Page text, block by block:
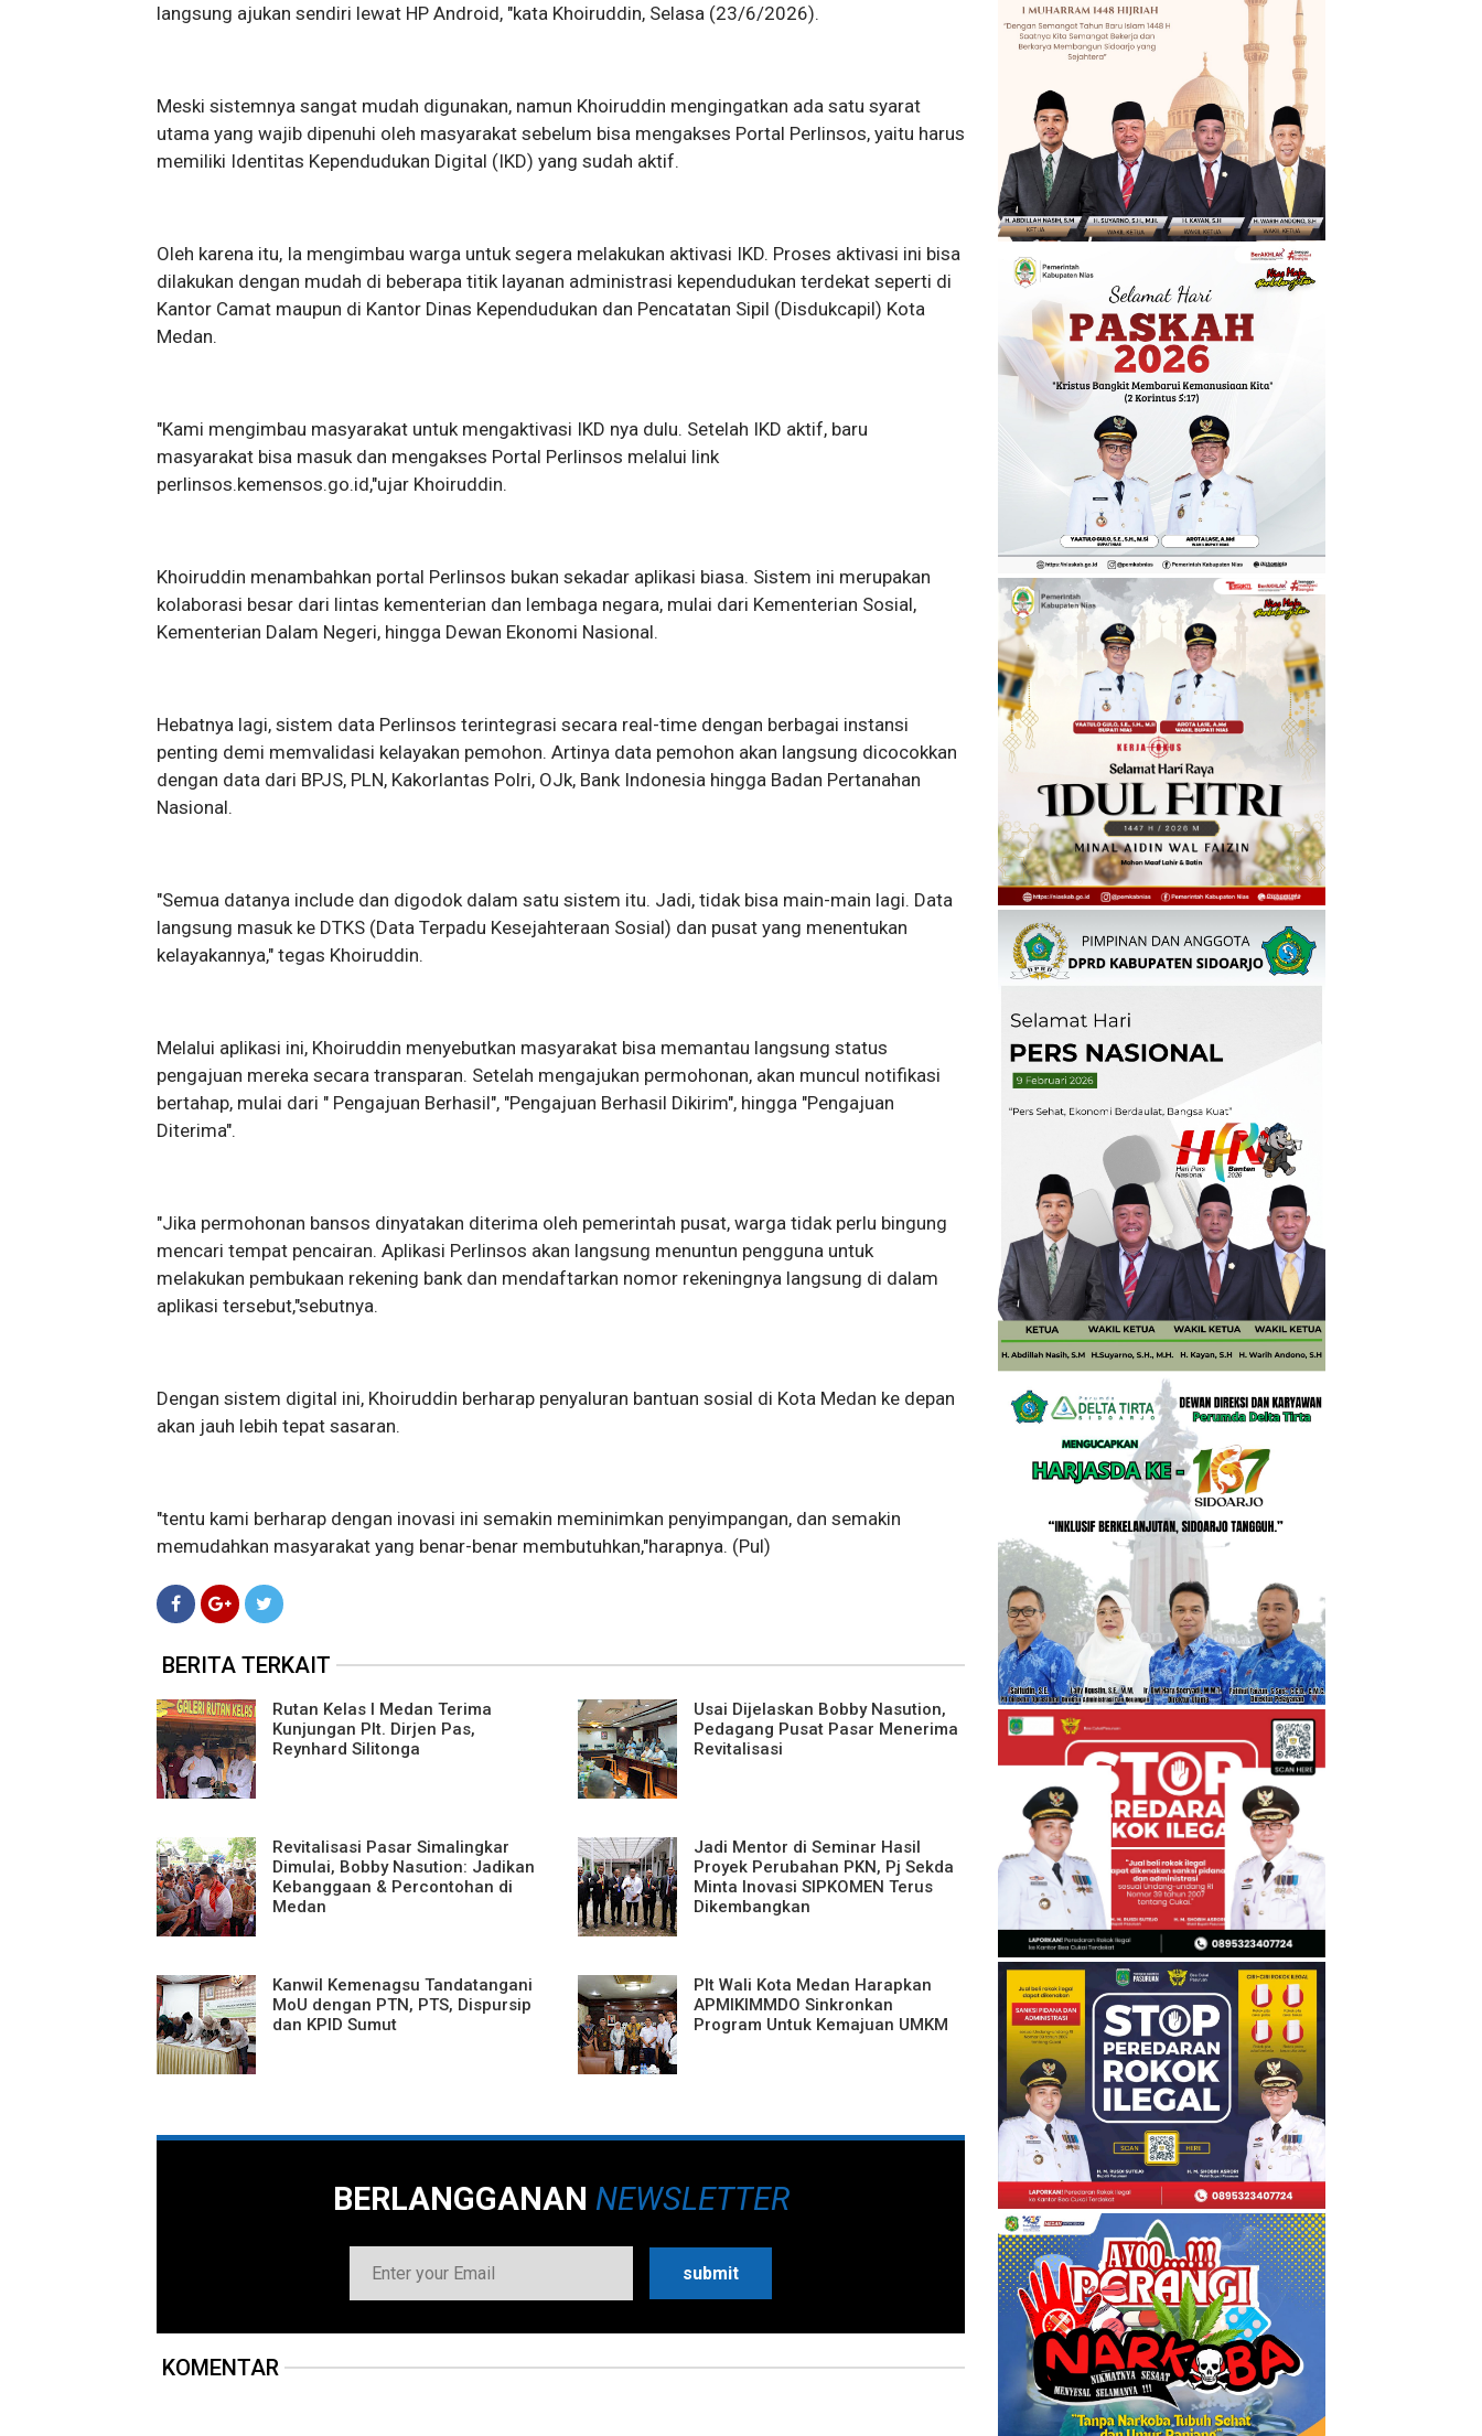
langsung ajukan sendiri lewat HP Android, "kata Khoiruddin, Selasa (23/6/2026).
Meski sistemnya sangat mudah digunakan, namun Khoiruddin mengingatkan ada satu syarat
utama yang wajib dipenuhi oleh masyarakat sebelum bisa mengakses Portal Perlinsos, yaitu harus
memiliki Identitas Kependudukan Digital (IKD) yang sudah aktif.
​Oleh karena itu, Ia mengimbau warga untuk segera melakukan aktivasi IKD. Proses aktivasi ini bisa
dilakukan dengan mudah di beberapa titik layanan administrasi kependudukan terdekat seperti di
Kantor Camat maupun di Kantor Dinas Kependudukan dan Pencatatan Sipil (Disdukcapil) Kota
Medan.
​"Kami mengimbau masyarakat untuk mengaktivasi IKD nya dulu. Setelah IKD aktif, baru
masyarakat bisa masuk dan mengakses Portal Perlinsos melalui link
perlinsos.kemensos.go.id,"ujar Khoiruddin.
​Khoiruddin menambahkan portal Perlinsos bukan sekadar aplikasi biasa. Sistem ini merupakan
kolaborasi besar dari lintas kementerian dan lembaga negara, mulai dari Kementerian Sosial,
Kementerian Dalam Negeri, hingga Dewan Ekonomi Nasional.
​Hebatnya lagi, sistem data Perlinsos terintegrasi secara real-time dengan berbagai instansi
penting demi memvalidasi kelayakan pemohon. Artinya data pemohon akan langsung dicocokkan
dengan data dari BPJS, PLN, Kakorlantas Polri, OJk, Bank Indonesia hingga Badan Pertanahan
Nasional.
​"Semua datanya include dan digodok dalam satu sistem itu. Jadi, tidak bisa main-main lagi. Data
langsung masuk ke DTKS (Data Terpadu Kesejahteraan Sosial) dan pusat yang menentukan
kelayakannya," tegas Khoiruddin.
​Melalui aplikasi ini, Khoiruddin menyebutkan masyarakat bisa memantau langsung status
pengajuan mereka secara transparan. Setelah mengajukan permohonan, akan muncul notifikasi
bertahap, mulai dari " Pengajuan Berhasil", "Pengajuan Berhasil Dikirim", hingga "Pengajuan
Diterima".
"​Jika permohonan bansos dinyatakan diterima oleh pemerintah pusat, warga tidak perlu bingung
mencari tempat pencairan. Aplikasi Perlinsos akan langsung menuntun pengguna untuk
melakukan pembukaan rekening bank dan mendaftarkan nomor rekeningnya langsung di dalam
aplikasi tersebut,"sebutnya.
Dengan sistem digital ini, Khoiruddin berharap penyaluran bantuan sosial di Kota Medan ke depan
akan jauh lebih tepat sasaran.
"tentu kami berharap dengan inovasi ini semakin meminimkan penyimpangan, dan semakin
memudahkan masyarakat yang benar-benar membutuhkan,"harapnya. (Pul)
BERITA TERKAIT
Rutan Kelas I Medan Terima
Kunjungan Plt. Dirjen Pas,
Reynhard Silitonga
Usai Dijelaskan Bobby Nasution,
Pedagang Pusat Pasar Menerima
Revitalisasi
Revitalisasi Pasar Simalingkar
Dimulai, Bobby Nasution: Jadikan
Kebanggaan & Percontohan di
Medan
Jadi Mentor di Seminar Hasil
Proyek Perubahan PKN, Pj Sekda
Minta Inovasi SIPKOMEN Terus
Dikembangkan
Kanwil Kemenagsu Tandatangani
MoU dengan PTN, PTS, Dispursip
dan KPID Sumut
Plt Wali Kota Medan Harapkan
APMIKIMMDO Sinkronkan
Program Untuk Kemajuan UMKM
BERLANGGANAN NEWSLETTER
KOMENTAR